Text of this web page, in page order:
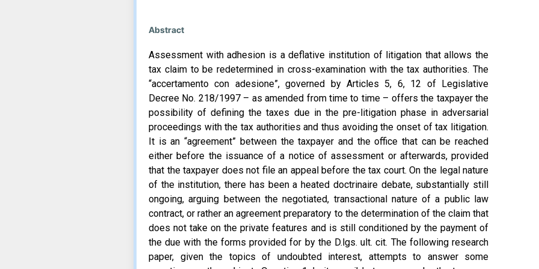
Abstract
Assessment with adhesion is a deflative institution of litigation that allows the
tax claim to be redetermined in cross-examination with the tax authorities. The
“accertamento con adesione”, governed by Articles 5, 6, 12 of Legislative
Decree No. 218/1997 – as amended from time to time – offers the taxpayer the
possibility of defining the taxes due in the pre-litigation phase in adversarial
proceedings with the tax authorities and thus avoiding the onset of tax litigation.
It is an “agreement” between the taxpayer and the office that can be reached
either before the issuance of a notice of assessment or afterwards, provided
that the taxpayer does not file an appeal before the tax court. On the legal nature
of the institution, there has been a heated doctrinaire debate, substantially still
ongoing, arguing between the negotiated, transactional nature of a public law
contract, or rather an agreement preparatory to the determination of the claim that
does not take on the private features and is still conditioned by the payment of
the due with the forms provided for by the D.lgs. ult. cit. The following research
paper, given the topics of undoubted interest, attempts to answer some